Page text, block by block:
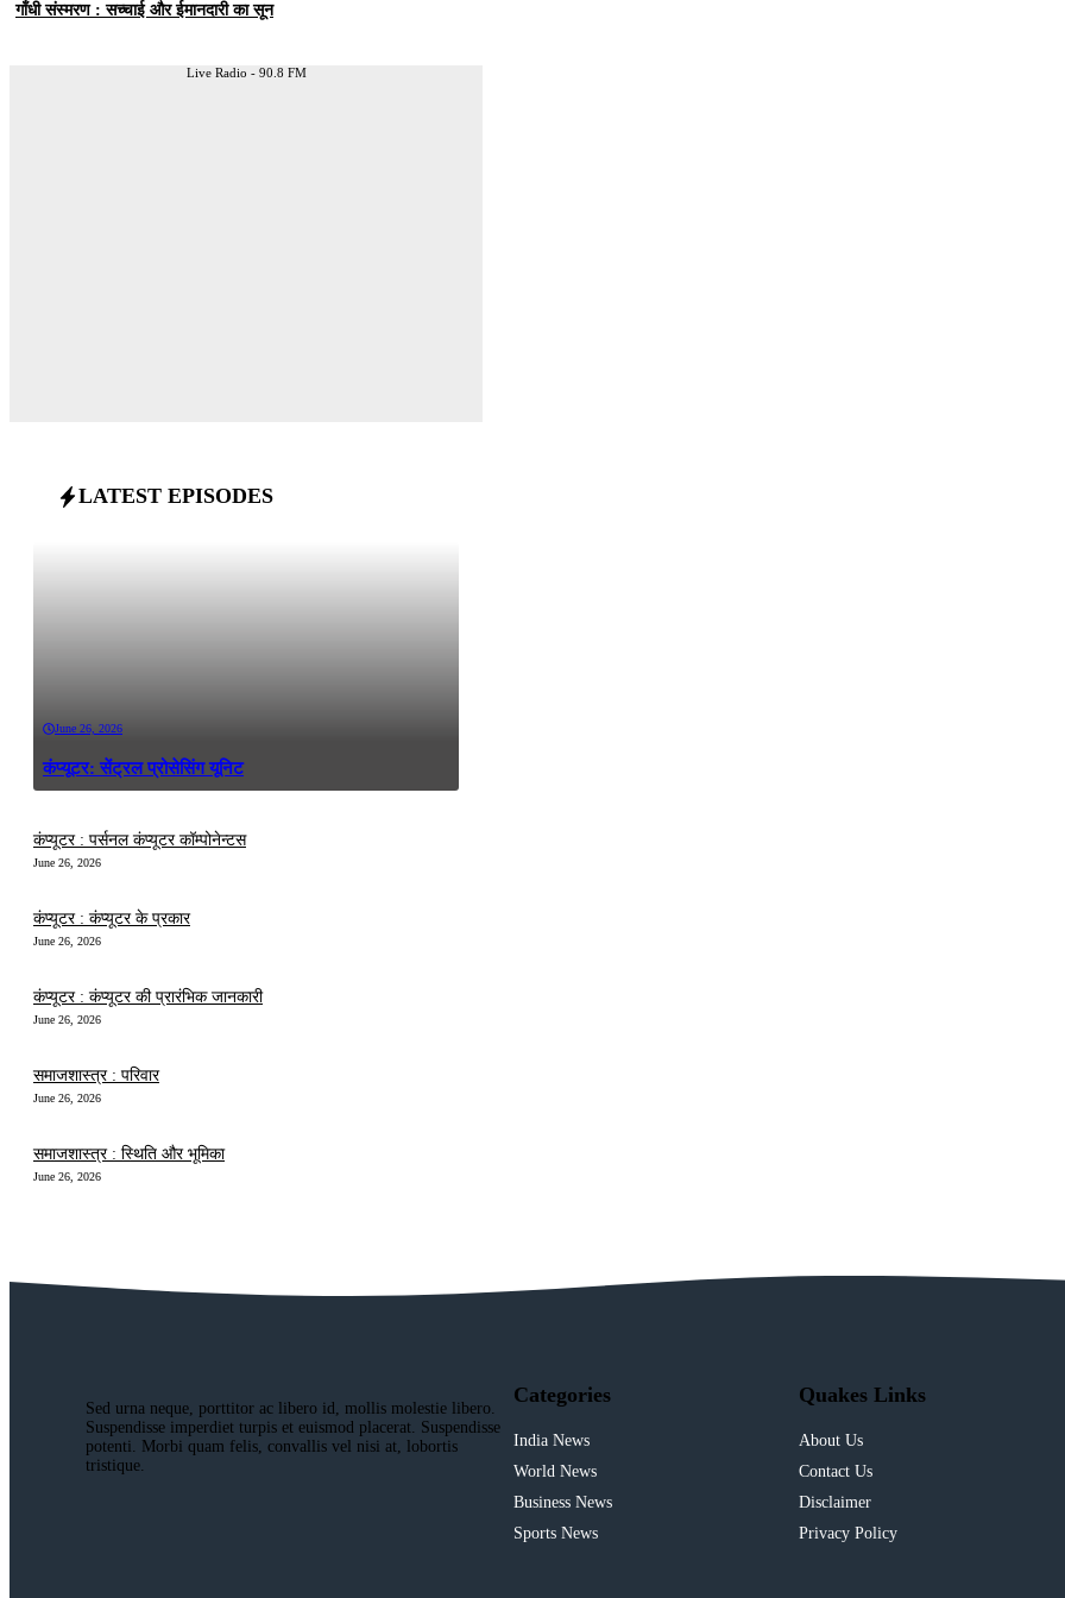
गाँधी संस्मरण : सच्चाई और ईमानदारी का सून
Live Radio - 90.8 FM
LATEST EPISODES
June 26, 2026
कंप्यूटर: सेंट्रल प्रोसेसिंग यूनिट
कंप्यूटर : पर्सनल कंप्यूटर कॉम्पोनेन्टस
June 26, 2026
कंप्यूटर : कंप्यूटर के प्रकार
June 26, 2026
कंप्यूटर : कंप्यूटर की प्रारंभिक जानकारी
June 26, 2026
समाजशास्त्र : परिवार
June 26, 2026
समाजशास्त्र : स्थिति और भूमिका
June 26, 2026
Sed urna neque, porttitor ac libero id, mollis molestie libero.
Suspendisse imperdiet turpis et euismod placerat. Suspendisse
potenti. Morbi quam felis, convallis vel nisi at, lobortis
tristique.
Categories
India News
World News
Business News
Sports News
Quakes Links
About Us
Contact Us
Disclaimer
Privacy Policy